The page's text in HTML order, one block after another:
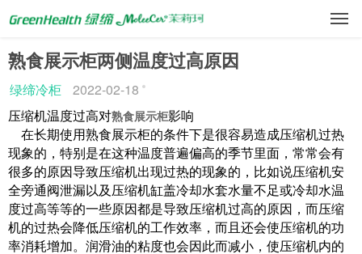
熟食展示柜两侧温度过高原因
绿缔冷柜 2022-02-18
压缩机温度过高对熟食展示柜影响
在长期使用熟食展示柜的条件下是很容易造成压缩机过热
现象的，特别是在这种温度普遍偏高的季节里面，常常会有
很多的原因导致压缩机出现过热的现象的，比如说压缩机安
全旁通阀泄漏以及压缩机缸盖冷却水套水量不足或冷却水温
度过高等等的一些原因都是导致压缩机过高的原因，而压缩
机的过热会降低压缩机的工作效率，而且还会使压缩机的功
率消耗增加。润滑油的粘度也会因此而减小，使压缩机内的